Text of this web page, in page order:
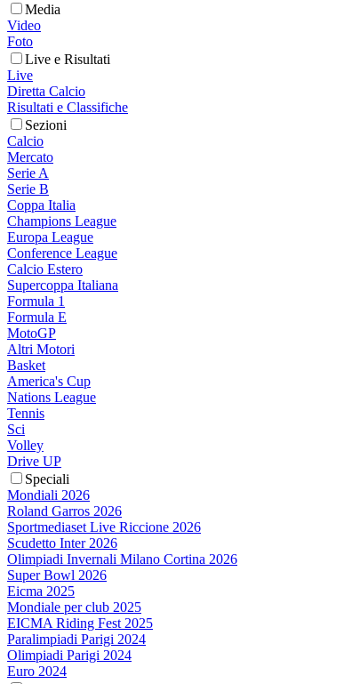
Media
Video
Foto
Live e Risultati
Live
Diretta Calcio
Risultati e Classifiche
Sezioni
Calcio
Mercato
Serie A
Serie B
Coppa Italia
Champions League
Europa League
Conference League
Calcio Estero
Supercoppa Italiana
Formula 1
Formula E
MotoGP
Altri Motori
Basket
America's Cup
Nations League
Tennis
Sci
Volley
Drive UP
Speciali
Mondiali 2026
Roland Garros 2026
Sportmediaset Live Riccione 2026
Scudetto Inter 2026
Olimpiadi Invernali Milano Cortina 2026
Super Bowl 2026
Eicma 2025
Mondiale per club 2025
EICMA Riding Fest 2025
Paralimpiadi Parigi 2024
Olimpiadi Parigi 2024
Euro 2024